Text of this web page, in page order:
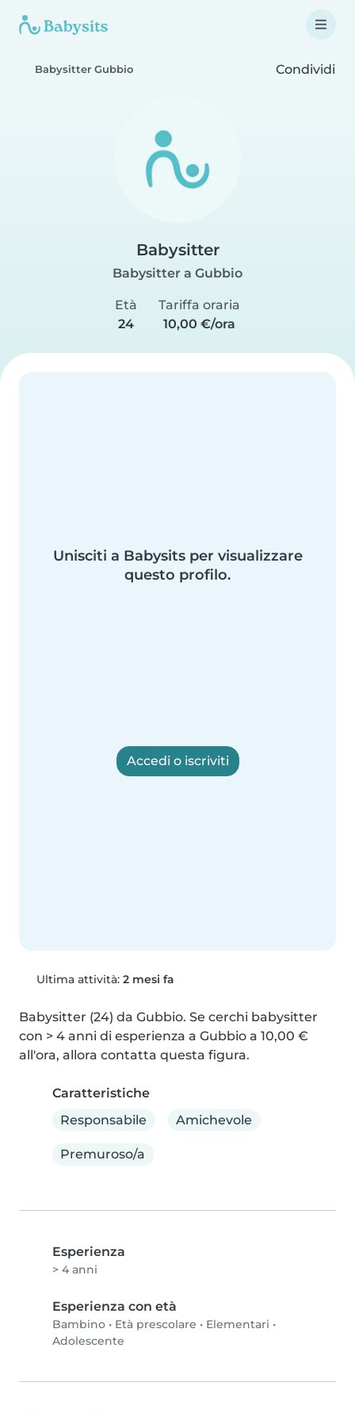
Babysitter Gubbio Condividi
Babysitter
Babysitter a Gubbio
Età
24
Tariffa oraria
10,00 €/ora
Unisciti a Babysits per visualizzare
questo profilo.
Accedi o iscriviti
Ultima attività: 2 mesi fa
Babysitter (24) da Gubbio. Se cerchi babysitter
con > 4 anni di esperienza a Gubbio a 10,00 €
all'ora, allora contatta questa figura.
Caratteristiche
Responsabile
Amichevole
Premuroso/a
Esperienza
> 4 anni
Esperienza con età
Bambino • Età prescolare • Elementari •
Adolescente